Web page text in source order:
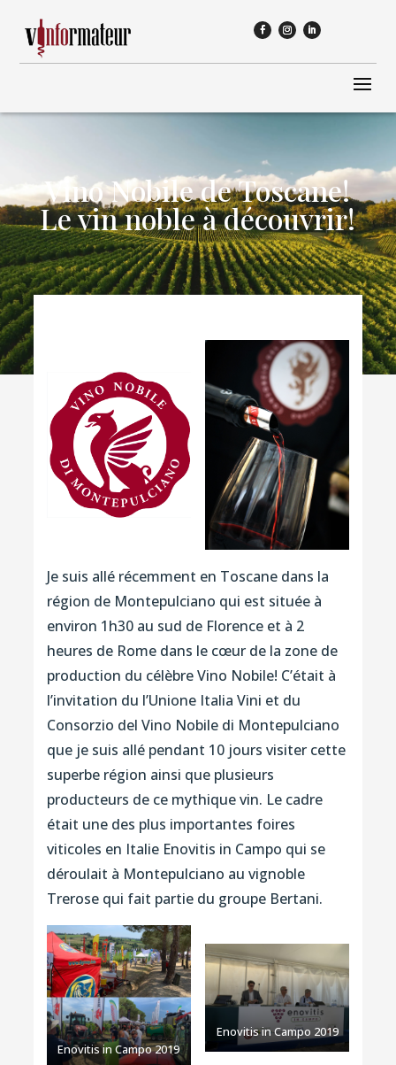
Vino Nobile de Toscane!
Le vin noble à découvrir!
Je suis allé récemment en Toscane dans la
région de Montepulciano qui est située à
environ 1h30 au sud de Florence et à 2
heures de Rome dans le cœur de la zone de
production du célèbre Vino Nobile! C’était à
l’invitation du l’Unione Italia Vini et du
Consorzio del Vino Nobile di Montepulciano
que je suis allé pendant 10 jours visiter cette
superbe région ainsi que plusieurs
producteurs de ce mythique vin. Le cadre
était une des plus importantes foires
viticoles en Italie Enovitis in Campo qui se
déroulait à Montepulciano au vignoble
Trerose qui fait partie du groupe Bertani.
Enovitis in Campo 2019
Enovitis in Campo 2019